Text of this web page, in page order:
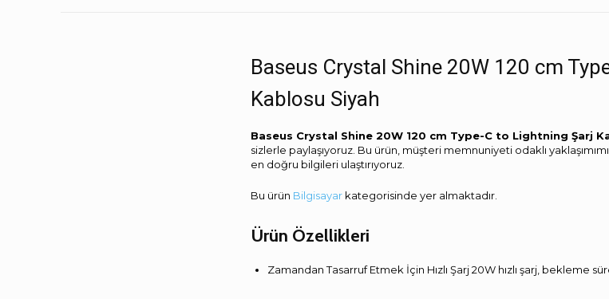
-
Baseus Crystal Shine 20W 120 cm
Kablosu Siyah
Baseus Crystal Shine 20W 120 cm Type-C to Lightning Şarj
sizlerle paylaşıyoruz. Bu ürün, müşteri memnuniyeti odaklı
en doğru bilgileri ulaştırıyoruz.
Bu ürün Bilgisayar kategorisinde yer almaktadır.
Ürün Özellikleri
Zamandan Tasarruf Etmek İçin Hızlı Şarj 20W hızlı şarj, bekleme